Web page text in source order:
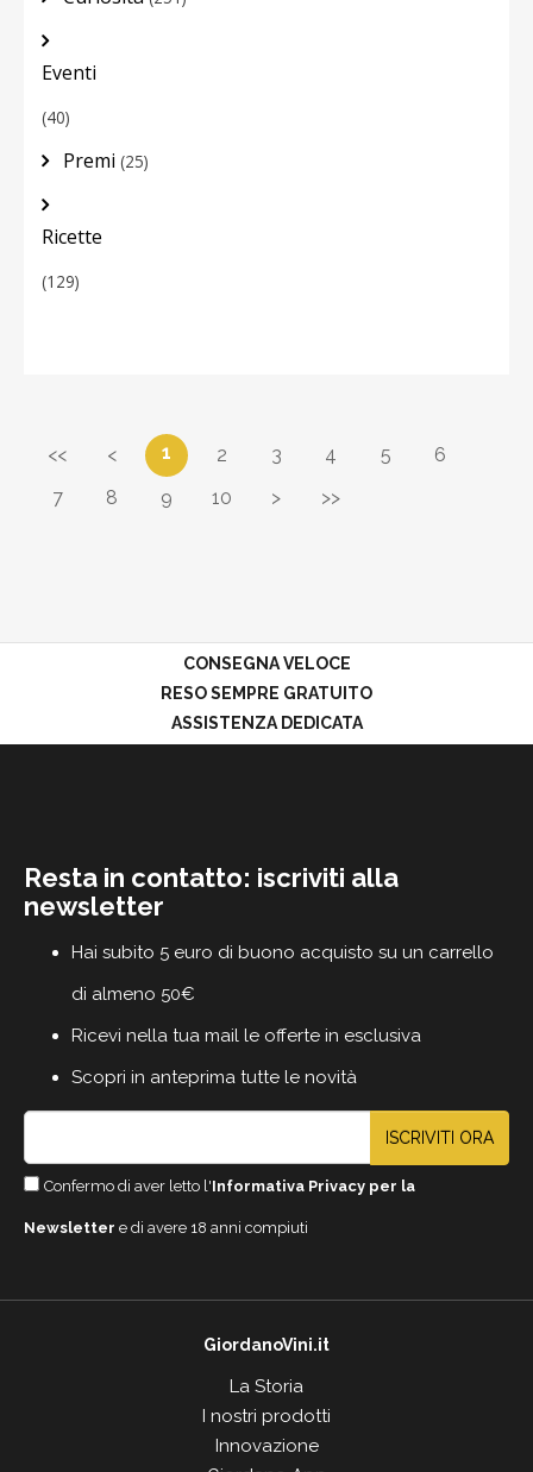
Eventi
(40)
Premi (25)
Ricette
(129)
<< < 1 2 3 4 5
6
7
8 9 10 > >>
CONSEGNA VELOCE
RESO SEMPRE GRATUITO
ASSISTENZA DEDICATA
Resta in contatto: iscriviti alla
newsletter
Hai subito 5 euro di buono acquisto su un carrello
di almeno 50€
Ricevi nella tua mail le offerte in esclusiva
Scopri in anteprima tutte le novità
ISCRIVITI ORA
Confermo di aver letto l'Informativa Privacy per la
Newsletter e di avere 18 anni compiuti
GiordanoVini.it
La Storia
I nostri prodotti
Innovazione